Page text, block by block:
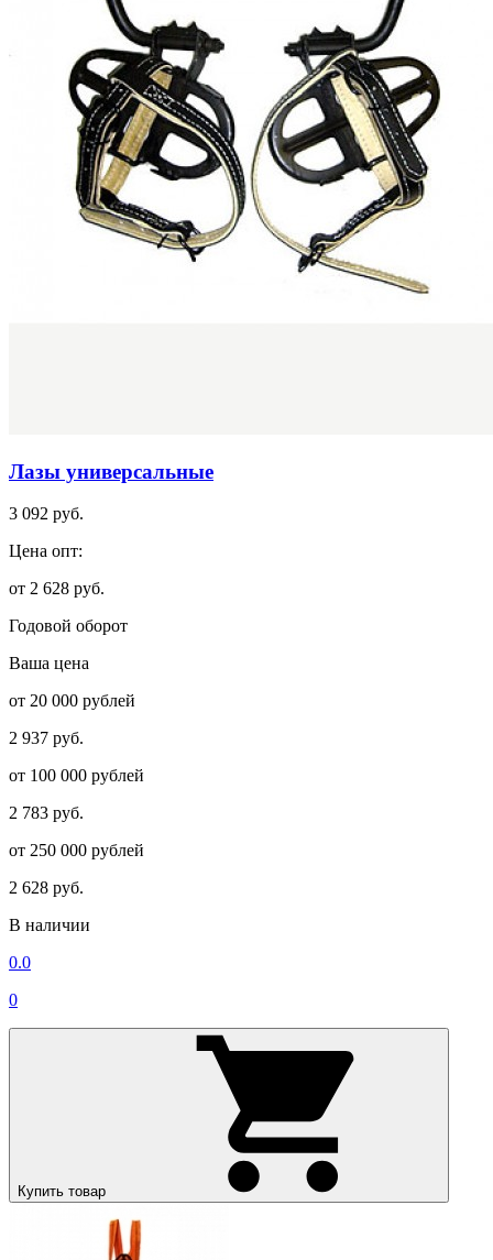
Лазы универсальные
3 092 руб.
Цена опт:
от 2 628 руб.
Годовой оборот
Ваша цена
от 20 000 рублей
2 937 руб.
от 100 000 рублей
2 783 руб.
от 250 000 рублей
2 628 руб.
В наличии
0.0
0
Купить товар